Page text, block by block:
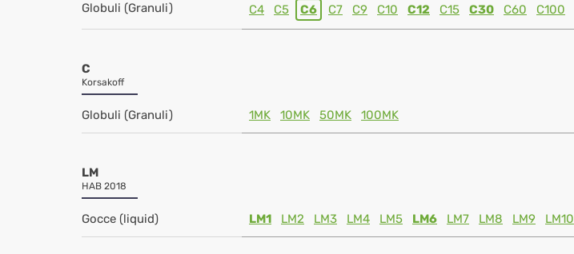
Globuli (Granuli) C4 C5 C6 C7 C9 C10 C12 C15 C30 C60 C100
C
Korsakoff
Globuli (Granuli) 1MK 10MK 50MK 100MK
LM
HAB 2018
Gocce (liquid) LM1 LM2 LM3 LM4 LM5 LM6 LM7 LM8 LM9 LM10